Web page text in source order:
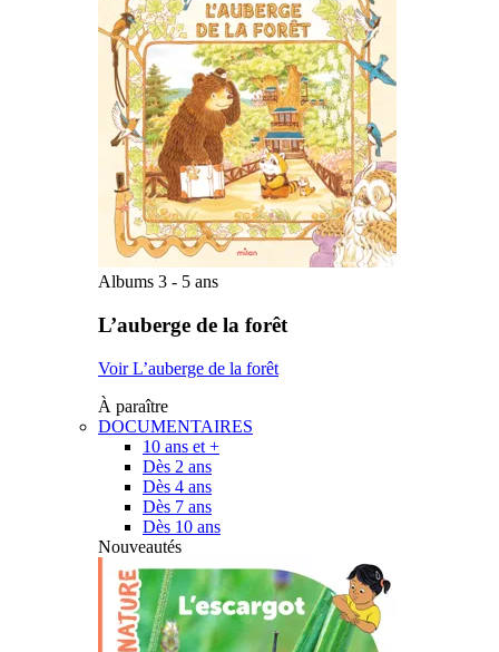
Albums 3 - 5 ans
L’auberge de la forêt
Voir L’auberge de la forêt
À paraître
DOCUMENTAIRES
10 ans et +
Dès 2 ans
Dès 4 ans
Dès 7 ans
Dès 10 ans
Nouveautés